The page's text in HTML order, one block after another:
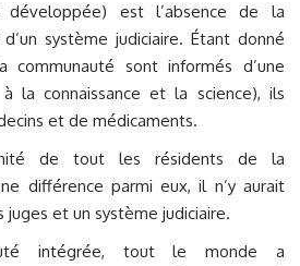
est l’absence de la
système judiciaire. Étant donné
sont informés d’une
la connaissance et la science), ils
et de médicaments.
de tout les résidents de la
différence parmi eux, il n’y aurait
juges et un système judiciaire.
intégrée, tout le monde a